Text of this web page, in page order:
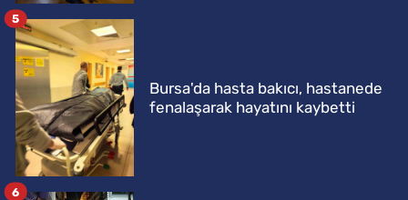
Bursa'da hasta bakıcı, hastanede
fenalaşarak hayatını kaybetti
5
6